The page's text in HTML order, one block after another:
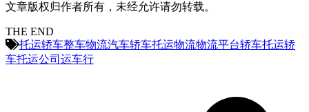
文章版权归作者所有，未经允许请勿转载。
THE END
托运轿车整车物流汽车轿车托运物流物流平台轿车托运轿
车托运公司 运车行